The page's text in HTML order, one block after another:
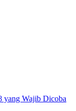
yang Wajib Dicoba